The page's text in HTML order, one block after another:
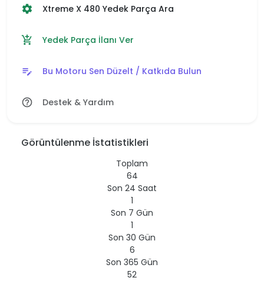
settings Xtreme X 480 Yedek Parça Ara
add_shopping_cart Yedek Parça İlanı Ver
edit_note Bu Motoru Sen Düzelt / Katkıda Bulun
help_outline Destek & Yardım
Görüntülenme İstatistikleri
Toplam
64
Son 24 Saat
1
Son 7 Gün
1
Son 30 Gün
6
Son 365 Gün
52